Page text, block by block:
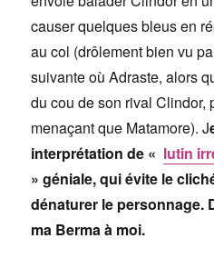
causer quelques bleus en
au col (drôlement bien vu
suivante où Adraste, alors
du cou de son rival Clindor,
menaçant que Matamore). J
interprétation de « lutin
» géniale, qui évite le
dénaturer le personnage.
ma Berma à moi.